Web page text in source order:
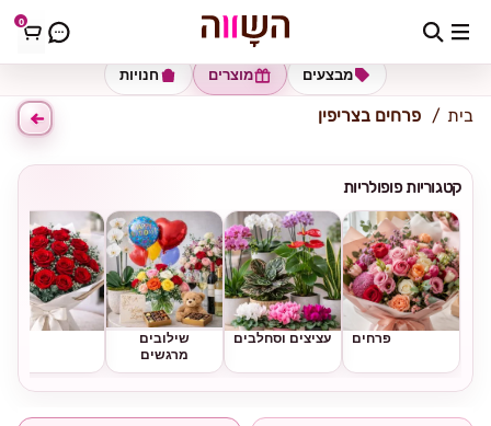
0 כתובת למשלוח הזינו כתובת
חנויות מוצרים מבצעים
בית פרחים בצריפין
קטגוריות פופולריות
פרחים עציצים וסחלבים
שילובים
מרגשים